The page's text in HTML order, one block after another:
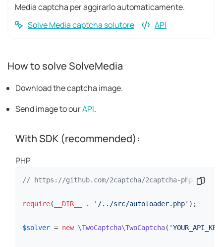
Media captcha per aggirarlo automaticamente.
Solve Media captcha solutore
API
How to solve SolveMedia
Download the captcha image.
Send image to ourAPI.
With SDK (recommended):
PHP
// https://github.com/2captcha/2captcha-php
require( __DIR__ . '/../src/autoloader.php' );
$solver = new \TwoCaptcha\TwoCaptcha(